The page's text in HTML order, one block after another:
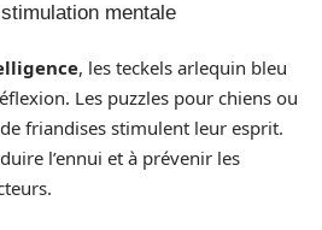
mentale
, les teckels arlequin bleu
Les puzzles pour chiens ou
friandises stimulent leur esprit.
l’ennui et à prévenir les